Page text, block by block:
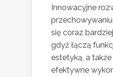
Innowacyjne
się coraz
gdyż łączą
estetyką, a
efektywne